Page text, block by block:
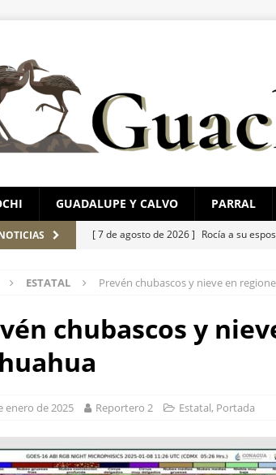
GUADALUPE Y CALVO PARRAL
[ 7 de agosto de 2026 ] Rocía a su
[ 7 de agosto de 2026 ]
Cateos en
evidencias clave en investigación por
[ 6 de agosto de 2026 ] Alan Falomir se
de unidad en el PAN
[ 6 de agosto de 2026 ] Refuerza
ESTATAL Prevén chubascos y nieve en
chubascos y
enero de 2025 Reportero 2 Estatal, Portada